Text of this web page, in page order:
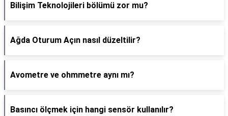
Bilişim Teknolojileri bölümü zor mu?
Ağda Oturum Açın nasıl düzeltilir?
Avometre ve ohmmetre aynı mı?
Basıncı ölçmek için hangi sensör kullanılır?